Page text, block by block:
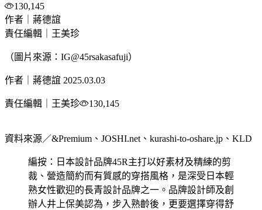
130,145
作者｜蔣德誼
責任編輯｜王美珍
（圖片來源：IG@45rsakasafuji）
作者｜蔣德誼 2025.03.03
責任編輯｜王美珍 130,145
資料來源／&Premium、JOSHI.net、kurashi-to-oshare.jp、KLD
編按：日本設計品牌45R主打以好素材及精練的剪
裁、營造簡約而有質感的穿搭風格，是深受日本輕
熟女性歡迎的長青設計品牌之一。品牌設計師及創
辦人井上保美認為，步入熟齡後，更要選擇穿得舒